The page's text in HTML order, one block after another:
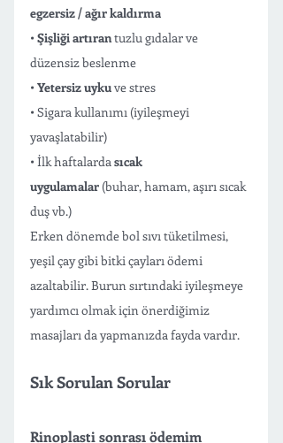
egzersiz / ağır kaldırma
• Şişliği artıran tuzlu gıdalar ve
düzensiz beslenme
• Yetersiz uyku ve stres
• Sigara kullanımı (iyileşmeyi
yavaşlatabilir)
• İlk haftalarda sıcak
uygulamalar (buhar, hamam, aşırı sıcak
duş vb.)
Erken dönemde bol sıvı tüketilmesi,
yeşil çay gibi bitki çayları ödemi
azaltabilir. Burun sırtındaki iyileşmeye
yardımcı olmak için önerdiğimiz
masajları da yapmanızda fayda vardır.
Sık Sorulan Sorular
Rinoplasti sonrası ödemim